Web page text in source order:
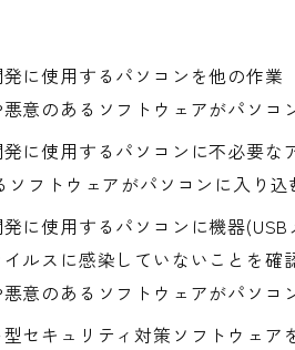
に使用するパソコンを他の作業
意のあるソフトウェアがパソコ
に使用するパソコンに不必要な
フトウェアがパソコンに入り込
に使用するパソコンに機器
ルスに感染していないことを確
意のあるソフトウェアがパソコ
セキュリティ対策ソフトウェア